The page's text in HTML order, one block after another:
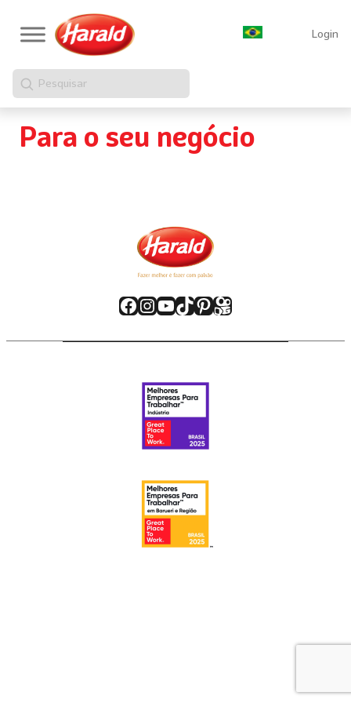
Login
Pesquisar
Para o seu negócio
Facebook
Instagram
Youtube
TikTok
Pinterest
Kwai